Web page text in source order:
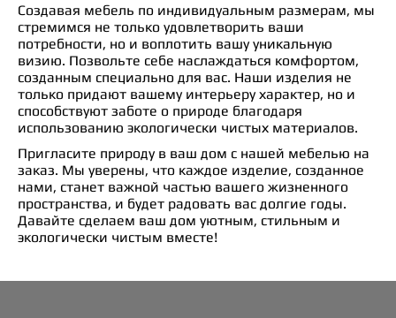
Создавая мебель по индивидуальным размерам, мы
стремимся не только удовлетворить ваши
потребности, но и воплотить вашу уникальную
визию. Позвольте себе наслаждаться комфортом,
созданным специально для вас. Наши изделия не
только придают вашему интерьеру характер, но и
способствуют заботе о природе благодаря
использованию экологически чистых материалов.
Пригласите природу в ваш дом с нашей мебелью на
заказ. Мы уверены, что каждое изделие, созданное
нами, станет важной частью вашего жизненного
пространства, и будет радовать вас долгие годы.
Давайте сделаем ваш дом уютным, стильным и
экологически чистым вместе!